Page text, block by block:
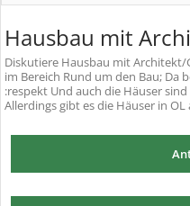
Hausbau mit
Diskutiere Hausbau mit Architekt/
im Bereich Rund um den Bau; Da
:respekt Und auch die Häuser
Allerdings gibt es die Häuser in OL